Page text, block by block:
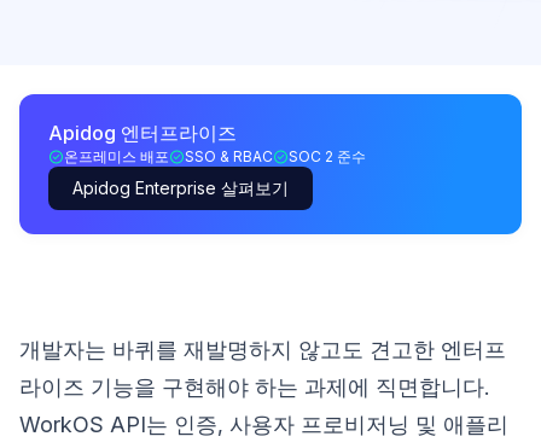
Apidog 엔터프라이즈
온프레미스 배포 SSO & RBAC SOC 2 준수
Apidog Enterprise 살펴보기
개발자는 바퀴를 재발명하지 않고도 견고한 엔터프
라이즈 기능을 구현해야 하는 과제에 직면합니다.
WorkOS API는 인증, 사용자 프로비저닝 및 애플리